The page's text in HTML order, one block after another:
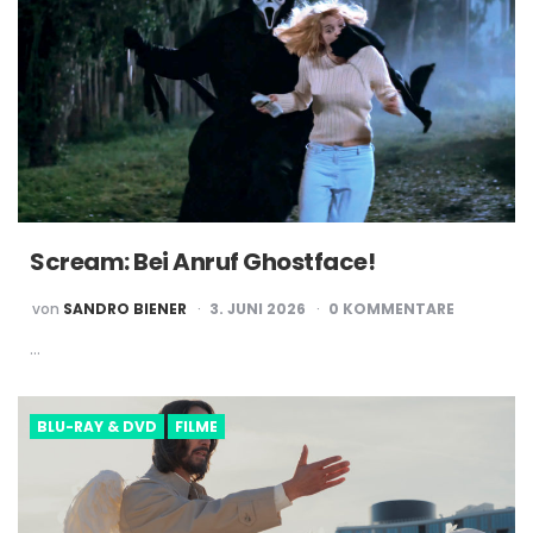
Scream: Bei Anruf Ghostface!
POSTED
BY
von SANDRO BIENER 3. JUNI 2026 0 KOMMENTARE
…
BLU-RAY & DVD FILME